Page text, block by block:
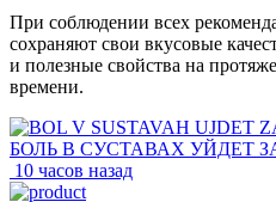
При соблюдении всех
сохраняют свои вкусовые
и полезные свойства на
времени.
БОЛЬ В СУСТАВАХ УЙДЕТ
10 часов назад